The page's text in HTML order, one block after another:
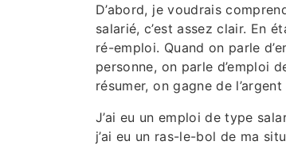
D’abord, je voudrais
salarié, c’est assez clair. En
ré-emploi. Quand on parle
personne, on parle d’emploi
résumer, on gagne de
J’ai eu un emploi de type
j’ai eu un ras-le-bol de ma